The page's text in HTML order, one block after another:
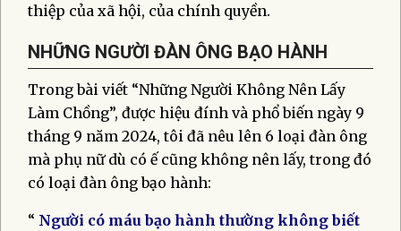
thiệp của xã hội, của chính quyền.
NHỮNG NGƯỜI ĐÀN ÔNG BẠO HÀNH
Trong bài viết “Những Người Không Nên Lấy
Làm Chồng”, được hiệu đính và phổ biến ngày 9
tháng 9 năm 2024, tôi đã nêu lên 6 loại đàn ông
mà phụ nữ dù có ế cũng không nên lấy, trong đó
có loại đàn ông bạo hành:
“ Người có máu bạo hành thường không biết